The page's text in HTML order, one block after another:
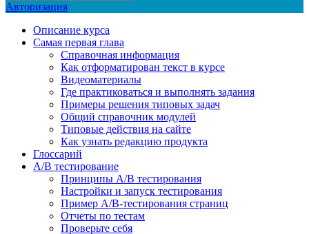
Авторизация
Описание курса
Самая первая глава
Справочная информация
Как отформатирован текст в курсе
Видеоматериалы
Где практиковаться и выполнять задания
Примеры решения типовых задач
Общий справочник модулей
Типовые действия на сайте
Как узнать редакцию продукта
Глоссарий
A/B тестирование
Принципы A/B тестирования
Настройки и запуск тестирования
Пример A/B-тестирования страниц
Отчеты по тестам
Проверьте себя